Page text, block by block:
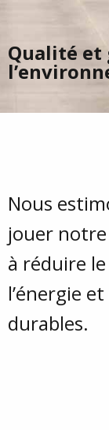
Qualité et
Nous
jouer
à réduire
l’énergie
durables.